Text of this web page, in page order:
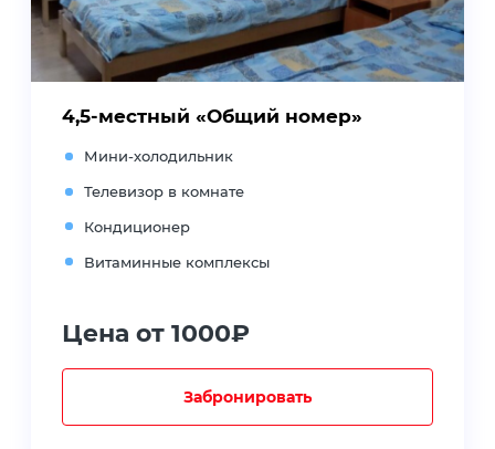
4,5-местный «Общий номер»
Мини-холодильник
Телевизор в комнате
Кондиционер
Витаминные комплексы
Цена от 1000₽
Забронировать